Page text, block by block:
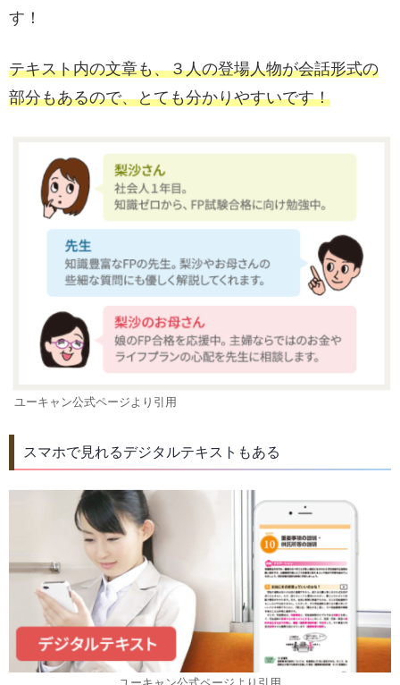
す！
テキスト内の文章も、３人の登場人物が会話形式の
部分もあるので、とても分かりやすいです！
ユーキャン公式ページより引用
スマホで見れるデジタルテキストもある